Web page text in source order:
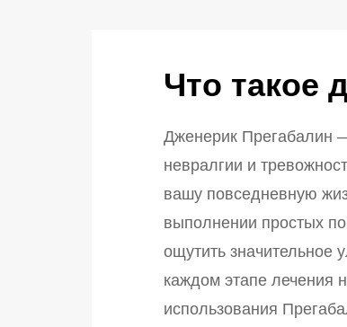
Что такое
Дженерик Прегабалин
невралгии и
вашу повседневную
выполнении простых
ощутить значительное
каждом этапе лечения
использования